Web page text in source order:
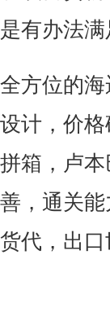
是有办法满
全方位的
设计，价
拼箱，卢
善，通关
货代，出